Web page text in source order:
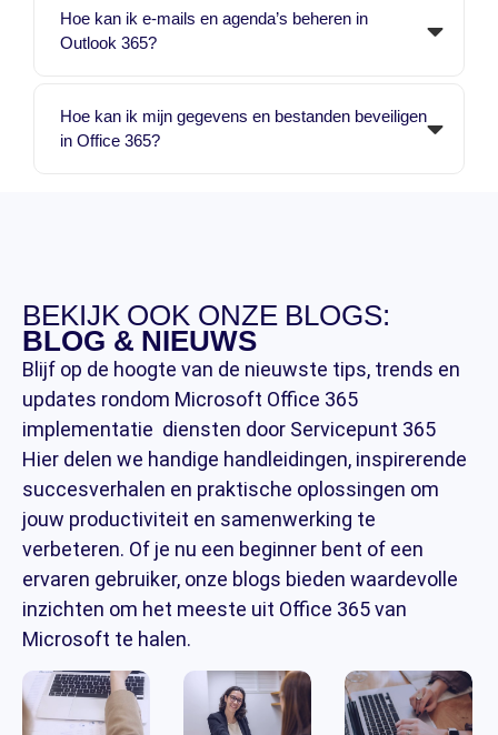
Hoe kan ik e-mails en agenda’s beheren in
Outlook 365?
Hoe kan ik mijn gegevens en bestanden beveiligen
in Office 365?
BEKIJK OOK ONZE BLOGS:
BLOG & NIEUWS
Blijf op de hoogte van de nieuwste tips, trends en
updates rondom Microsoft Office 365
implementatie diensten door Servicepunt 365
Hier delen we handige handleidingen, inspirerende
succesverhalen en praktische oplossingen om
jouw productiviteit en samenwerking te
verbeteren. Of je nu een beginner bent of een
ervaren gebruiker, onze blogs bieden waardevolle
inzichten om het meeste uit Office 365 van
Microsoft te halen.